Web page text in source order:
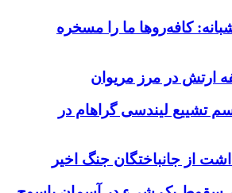
کافه‌روها ما را مسخره
ارتش در مرز مریوان
تشییع لیندسی گراهام در
از جانباختگان جنگ اخیر